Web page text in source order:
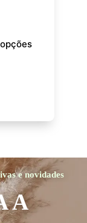
e novidades
A